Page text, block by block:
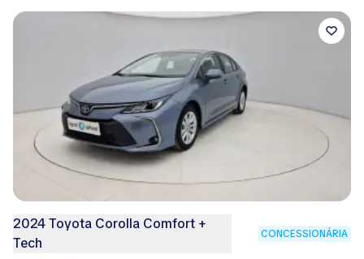
2024 Toyota Corolla Comfort +
Tech
CONCESSIONÁRIA